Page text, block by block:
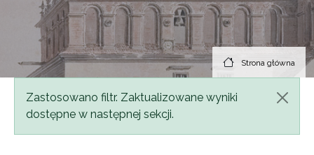
Strona główna
Komunikat
Zastosowano filtr. Zaktualizowane wyniki
dostępne w następnej sekcji.